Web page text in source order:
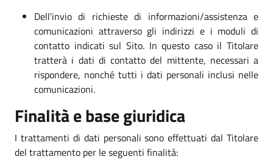
Dell’invio di richieste di informazioni/assistenza e
comunicazioni attraverso gli indirizzi e i moduli di
contatto indicati sul Sito. In questo caso il Titolare
tratterà i dati di contatto del mittente, necessari a
rispondere, nonché tutti i dati personali inclusi nelle
comunicazioni.
Finalità e base giuridica
I trattamenti di dati personali sono effettuati dal Titolare
del trattamento per le seguenti finalità: